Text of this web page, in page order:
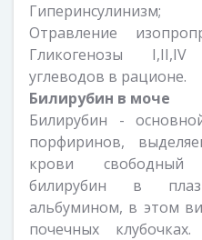
Гиперинсулинизм;
Отравление
Гликогенозы
углеводов в рационе.
Билирубин в моче
Билирубин -
порфиринов,
крови свободный
билирубин в
альбумином, в этом
почечных